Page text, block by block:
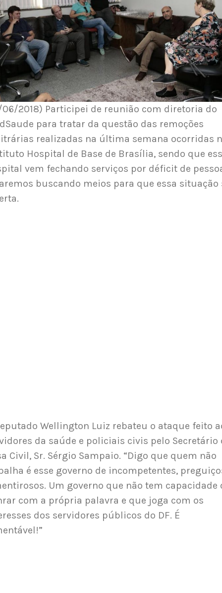
06/2018) Participei de reunião com diretoria do
para tratar da questão das remoções
realizadas na última semana ocorridas
Hospital de Base de Brasília, sendo que
vem fechando serviços por déficit de
buscando meios para que essa situação
Wellington Luiz rebateu o ataque feito
da saúde e policiais civis pelo Secretário
Civil, Sr. Sérgio Sampaio. “Digo que quem não
é esse governo de incompetentes,
Um governo que não tem capacidade
com a própria palavra e que joga com os
dos servidores públicos do DF. É